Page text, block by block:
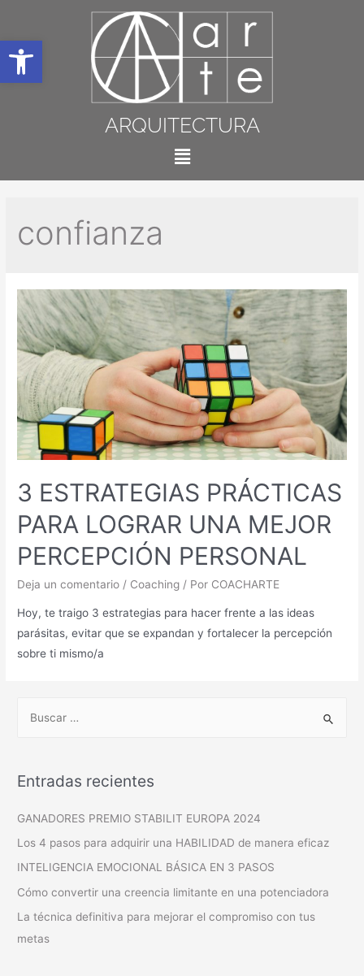
Abrir barra de herramientas
ARQUITECTURA
confianza
3 ESTRATEGIAS PRÁCTICAS
PARA LOGRAR UNA MEJOR
PERCEPCIÓN PERSONAL
Deja un comentario / Coaching / Por COACHARTE
Hoy, te traigo 3 estrategias para hacer frente a las ideas
parásitas, evitar que se expandan y fortalecer la percepción
sobre ti mismo/a
Entradas recientes
GANADORES PREMIO STABILIT EUROPA 2024
Los 4 pasos para adquirir una HABILIDAD de manera eficaz
INTELIGENCIA EMOCIONAL BÁSICA EN 3 PASOS
Cómo convertir una creencia limitante en una potenciadora
La técnica definitiva para mejorar el compromiso con tus
metas